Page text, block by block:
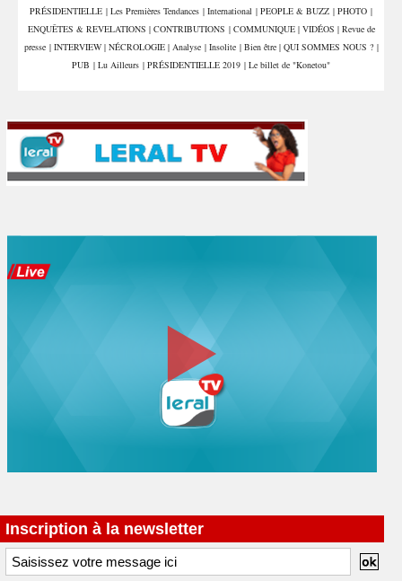
PRÉSIDENTIELLE | Les Premières Tendances | International | PEOPLE & BUZZ | PHOTO |
ENQUÊTES & REVELATIONS | CONTRIBUTIONS | COMMUNIQUE | VIDÉOS | Revue de
presse | INTERVIEW | NÉCROLOGIE | Analyse | Insolite | Bien être | QUI SOMMES NOUS ? |
PUB | Lu Ailleurs | PRÉSIDENTIELLE 2019 | Le billet de "Konetou"
Inscription à la newsletter